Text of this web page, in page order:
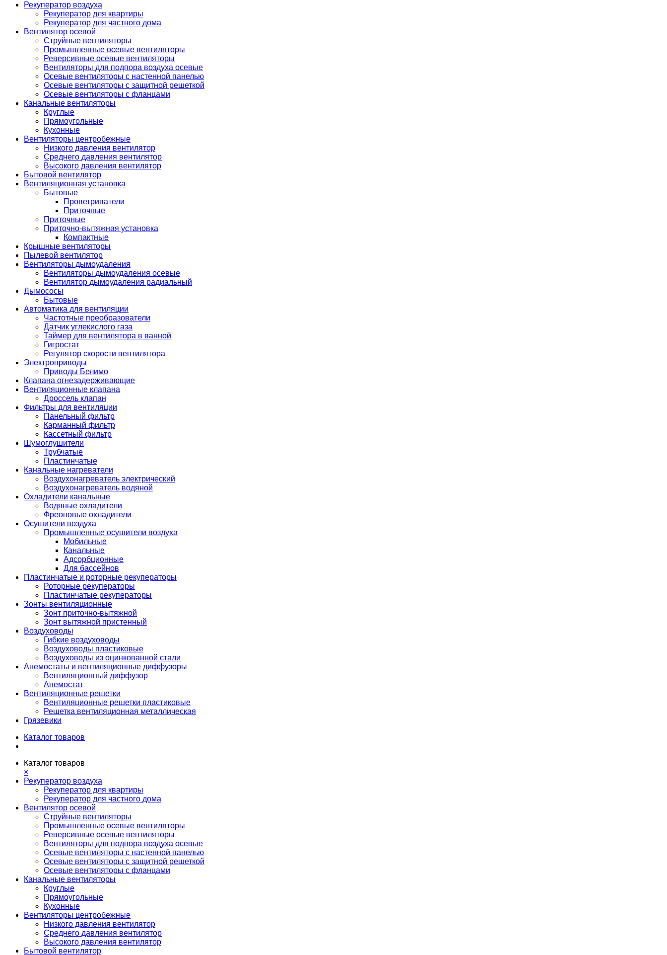
Рекуператор воздуха
Рекуператор для квартиры
Рекуператор для частного дома
Вентилятор осевой
Струйные вентиляторы
Промышленные осевые вентиляторы
Реверсивные осевые вентиляторы
Вентиляторы для подпора воздуха осевые
Осевые вентиляторы с настенной панелью
Осевые вентиляторы с защитной решеткой
Осевые вентиляторы с фланцами
Канальные вентиляторы
Круглые
Прямоугольные
Кухонные
Вентиляторы центробежные
Низкого давления вентилятор
Среднего давления вентилятор
Высокого давления вентилятор
Бытовой вентилятор
Вентиляционная установка
Бытовые
Проветриватели
Приточные
Приточные
Приточно-вытяжная установка
Компактные
Крышные вентиляторы
Пылевой вентилятор
Вентиляторы дымоудаления
Вентиляторы дымоудаления осевые
Вентилятор дымоудаления радиальный
Дымососы
Бытовые
Автоматика для вентиляции
Частотные преобразователи
Датчик углекислого газа
Таймер для вентилятора в ванной
Гигростат
Регулятор скорости вентилятора
Электроприводы
Приводы Белимо
Клапана огнезадерживающие
Вентиляционные клапана
Дроссель клапан
Фильтры для вентиляции
Панельный фильтр
Карманный фильтр
Кассетный фильтр
Шумоглушители
Трубчатые
Пластинчатые
Канальные нагреватели
Воздухонагреватель электрический
Воздухонагреватель водяной
Охладители канальные
Водяные охладители
Фреоновые охладители
Осушители воздуха
Промышленные осушители воздуха
Мобильные
Канальные
Адсорбционные
Для бассейнов
Пластинчатые и роторные рекуператоры
Роторные рекуператоры
Пластинчатые рекуператоры
Зонты вентиляционные
Зонт приточно-вытяжной
Зонт вытяжной пристенный
Воздуховоды
Гибкие воздуховоды
Воздуховоды пластиковые
Воздуховоды из оцинкованной стали
Анемостаты и вентиляционные диффузоры
Вентиляционный диффузор
Анемостат
Вентиляционные решетки
Вентиляционные решетки пластиковые
Решетка вентиляционная металлическая
Грязевики
Каталог товаров
Каталог товаров
×
Рекуператор воздуха
Рекуператор для квартиры
Рекуператор для частного дома
Вентилятор осевой
Струйные вентиляторы
Промышленные осевые вентиляторы
Реверсивные осевые вентиляторы
Вентиляторы для подпора воздуха осевые
Осевые вентиляторы с настенной панелью
Осевые вентиляторы с защитной решеткой
Осевые вентиляторы с фланцами
Канальные вентиляторы
Круглые
Прямоугольные
Кухонные
Вентиляторы центробежные
Низкого давления вентилятор
Среднего давления вентилятор
Высокого давления вентилятор
Бытовой вентилятор